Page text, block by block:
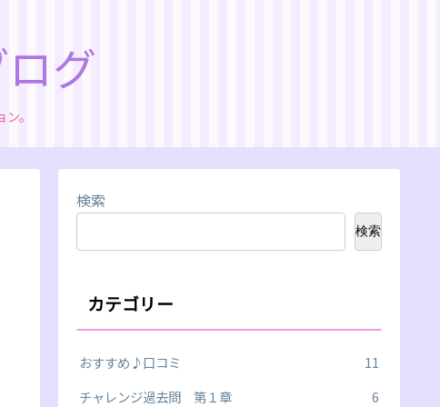
グ
。
検索
検索
カテゴリー
おすすめ♪口コミ
11
チャレンジ過去問 第１章
6